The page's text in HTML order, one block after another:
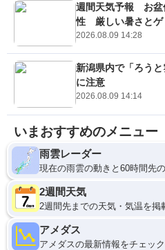
週間天気予報 お盆
性 厳しい暑さとゲ
2026.08.09 14:28
新潟県内で「ろう
に注意
2026.08.09 14:14
いまおすすめのメニュー
雨雲レーダー
現在の雨雲の動きと60時間先
2週間天気
2週間先までの天気・気温を掲
アメダス
アメダスの最新情報をチェック